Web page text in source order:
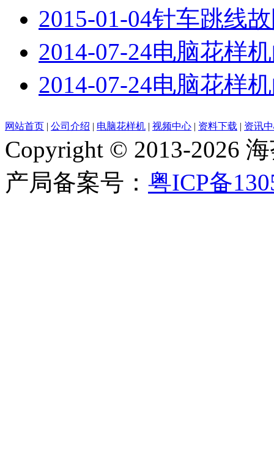
2015-01-04针车跳线
2014-07-24电脑花样
2014-07-24电脑花样
网站首页 | 公司介绍 | 电脑花样机 | 视频中心 | 资料下载 | 资讯
Copyright © 2013-2026
产局备案号： 粤ICP备